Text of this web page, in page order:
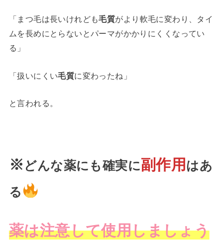
「まつ毛は長いけれども毛質がより軟毛に変わり、タイ
ムを長めにとらないとパーマがかかりにくくなってい
る」
「扱いにくい毛質に変わったね」
と言われる。
※ どんな薬にも確実に副作用 はあ
る
薬は注意して使用しましょう